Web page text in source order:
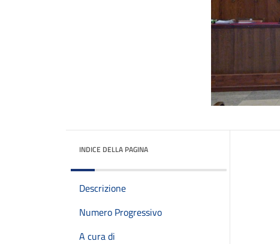
INDICE DELLA PAGINA
Descrizione
Numero Progressivo
A cura di